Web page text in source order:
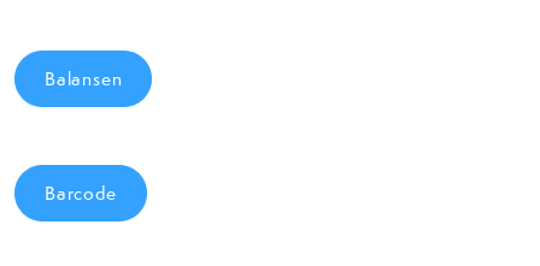
Balansen
Barcode